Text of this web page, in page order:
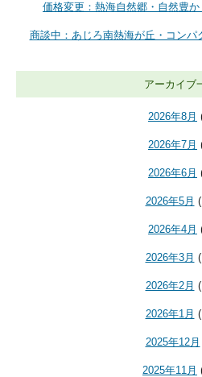
価格変更：熱海自然郷・自然豊か
商談中：あじろ南熱海が丘・コンパ
アーカイブ
2026年8月
2026年7月
2026年6月
2026年5月
2026年4月
2026年3月
2026年2月
2026年1月
2025年12月
2025年11月